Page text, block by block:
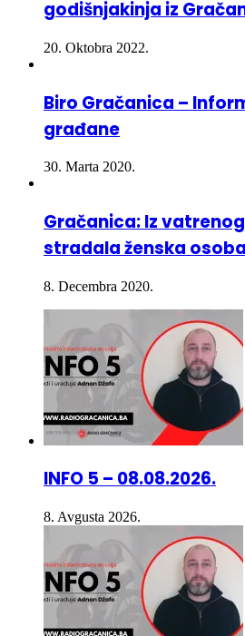
20. Oktobra 2022.
građane
30. Marta 2020.
stradala ženska osoba
8. Decembra 2020.
INFO 5 – 08.08.2026.
8. Avgusta 2026.